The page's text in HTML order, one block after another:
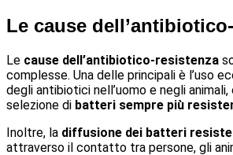
Le cause
Le cause dell’antibiotico-resistenza
complesse. Una delle principali è l’uso
degli antibiotici nell’uomo e negli
selezione di batteri sempre più
Inoltre, la diffusione dei batteri
attraverso il contatto tra persone, gli